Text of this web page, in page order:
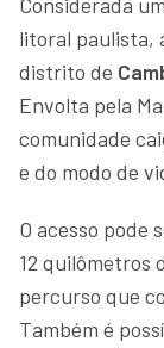
litoral paulista,
distrito de
Envolta pela
comunidade
e do modo de
O acesso pode
12 quilômetros
percurso que
Também é